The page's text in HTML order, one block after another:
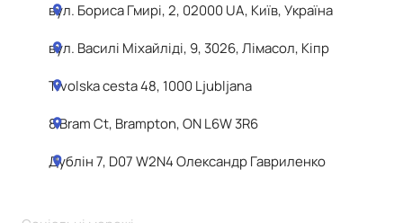
вул. Бориса Гмирі, 2, 02000 UA, Київ, Україна
вул. Василі Міхайліді, 9, 3026, Лімасол, Кіпр
Tivolska cesta 48, 1000 Ljubljana
8 Bram Ct, Brampton, ON L6W 3R6
Дублін 7, D07 W2N4 Олександр Гавриленко